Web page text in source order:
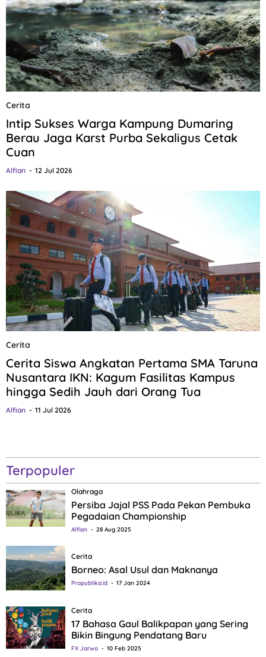
Cerita
Intip Sukses Warga Kampung Dumaring
Berau Jaga Karst Purba Sekaligus Cetak
Cuan
Alfian 12 Jul 2026
Cerita
Cerita Siswa Angkatan Pertama SMA Taruna
Nusantara IKN: Kagum Fasilitas Kampus
hingga Sedih Jauh dari Orang Tua
Alfian 11 Jul 2026
Terpopuler
Olahraga
Persiba Jajal PSS Pada Pekan Pembuka
Pegadaian Championship
Alfian 28 Aug 2025
Cerita
Borneo: Asal Usul dan Maknanya
Propublika.id 17 Jan 2024
Cerita
17 Bahasa Gaul Balikpapan yang Sering
Bikin Bingung Pendatang Baru
FX Jarwo 10 Feb 2025